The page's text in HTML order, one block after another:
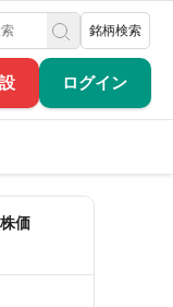
ログイン
銘柄検索
価